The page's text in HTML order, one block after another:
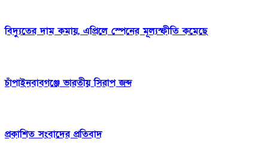
বিদ্যুতের দাম কমায়, এপ্রিলে স্পেনের মূল্যস্ফীতি কমেছে
চাঁপাইনবাবগঞ্জে ভারতীয় সিরাপ জব্দ
প্রকাশিত সংবাদের প্রতিবাদ